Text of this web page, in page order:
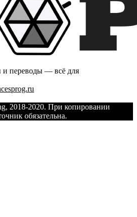
и переводы — всё для
2018-2020. При копировании
обязательна.